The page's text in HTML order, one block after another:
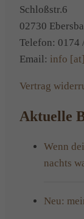
Schloßstr.6
02730
Telefon: 0174
Email: info
Vertrag
Aktuelle
Wenn
nachts
Neu: